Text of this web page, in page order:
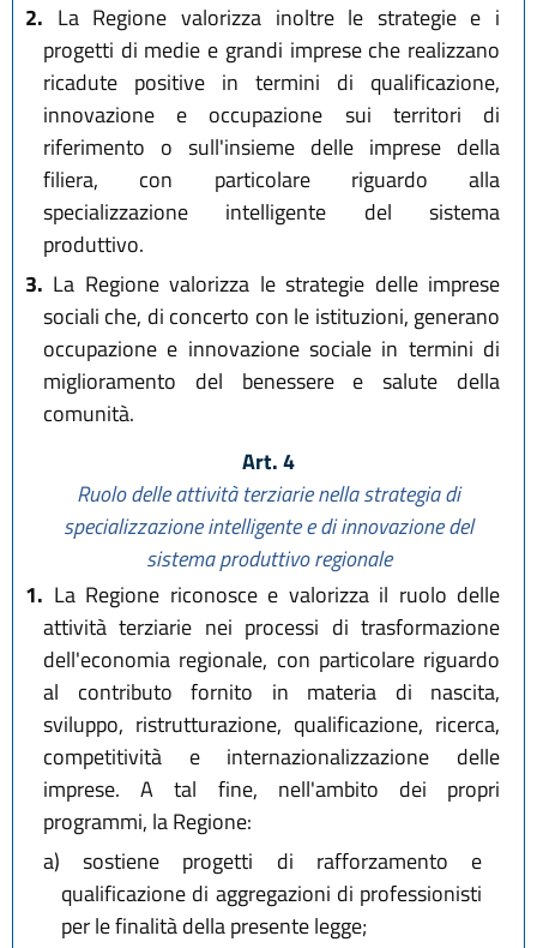
2. La Regione valorizza inoltre le strategie e i
progetti di medie e grandi imprese che realizzano
ricadute positive in termini di qualificazione,
innovazione e occupazione sui territori di
riferimento o sull'insieme delle imprese della
filiera, con particolare riguardo alla
specializzazione intelligente del sistema
produttivo.
3. La Regione valorizza le strategie delle imprese
sociali che, di concerto con le istituzioni, generano
occupazione e innovazione sociale in termini di
miglioramento del benessere e salute della
comunità.
Art. 4
Ruolo delle attività terziarie nella strategia di
specializzazione intelligente e di innovazione del
sistema produttivo regionale
1. La Regione riconosce e valorizza il ruolo delle
attività terziarie nei processi di trasformazione
dell'economia regionale, con particolare riguardo
al contributo fornito in materia di nascita,
sviluppo, ristrutturazione, qualificazione, ricerca,
competitività e internazionalizzazione delle
imprese. A tal fine, nell'ambito dei propri
programmi, la Regione:
a) sostiene progetti di rafforzamento e
qualificazione di aggregazioni di professionisti
per le finalità della presente legge;